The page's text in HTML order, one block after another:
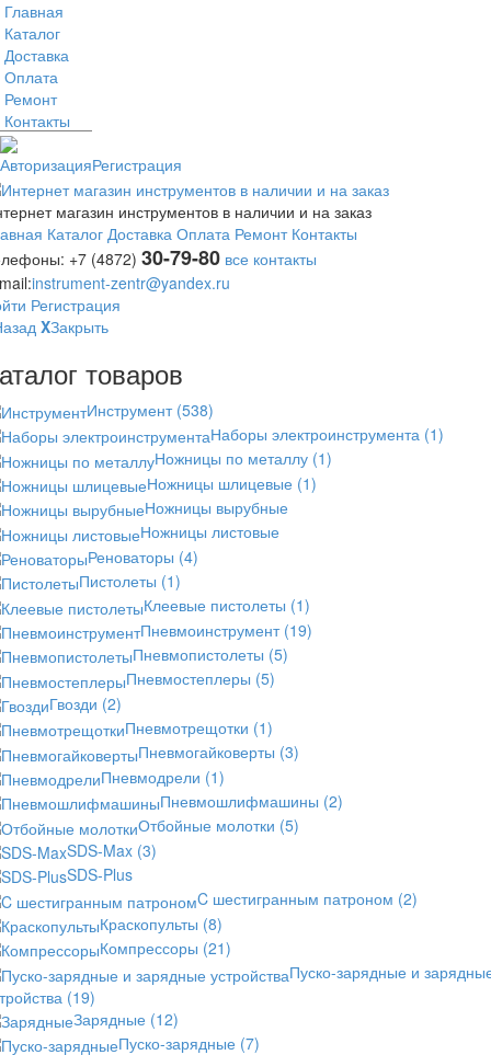
Главная
Каталог
Доставка
Оплата
Ремонт
Контакты
АвторизацияРегистрация
магазин инструментов в наличии и на заказ
Каталог Доставка Оплата Ремонт Контакты
+7 (4872) 30-79-80 все контакты
instrument-zentr@yandex.ru
Регистрация
XЗакрыть
товаров
Инструмент (538)
Наборы электроинструмента (1)
Ножницы по металлу (1)
Ножницы шлицевые (1)
Ножницы вырубные
Ножницы листовые
Реноваторы (4)
Пистолеты (1)
Клеевые пистолеты (1)
Пневмоинструмент (19)
Пневмопистолеты (5)
Пневмостеплеры (5)
Гвозди (2)
Пневмотрещотки (1)
Пневмогайковерты (3)
Пневмодрели (1)
Пневмошлифмашины (2)
Отбойные молотки (5)
SDS-Max (3)
SDS-Plus
C шестигранным патроном (2)
Краскопульты (8)
Компрессоры (21)
Пуско-зарядные и
(19)
Зарядные (12)
Пуско-зарядные (7)